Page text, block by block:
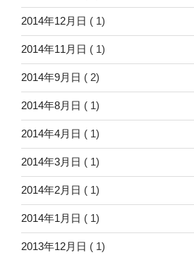
2014年12月日 ( 1)
2014年11月日 ( 1)
2014年9月日 ( 2)
2014年8月日 ( 1)
2014年4月日 ( 1)
2014年3月日 ( 1)
2014年2月日 ( 1)
2014年1月日 ( 1)
2013年12月日 ( 1)